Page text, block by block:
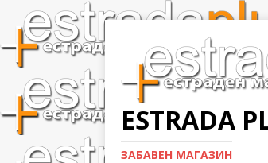
ESTRADA
ЗАБАВЕН МАГАЗИН